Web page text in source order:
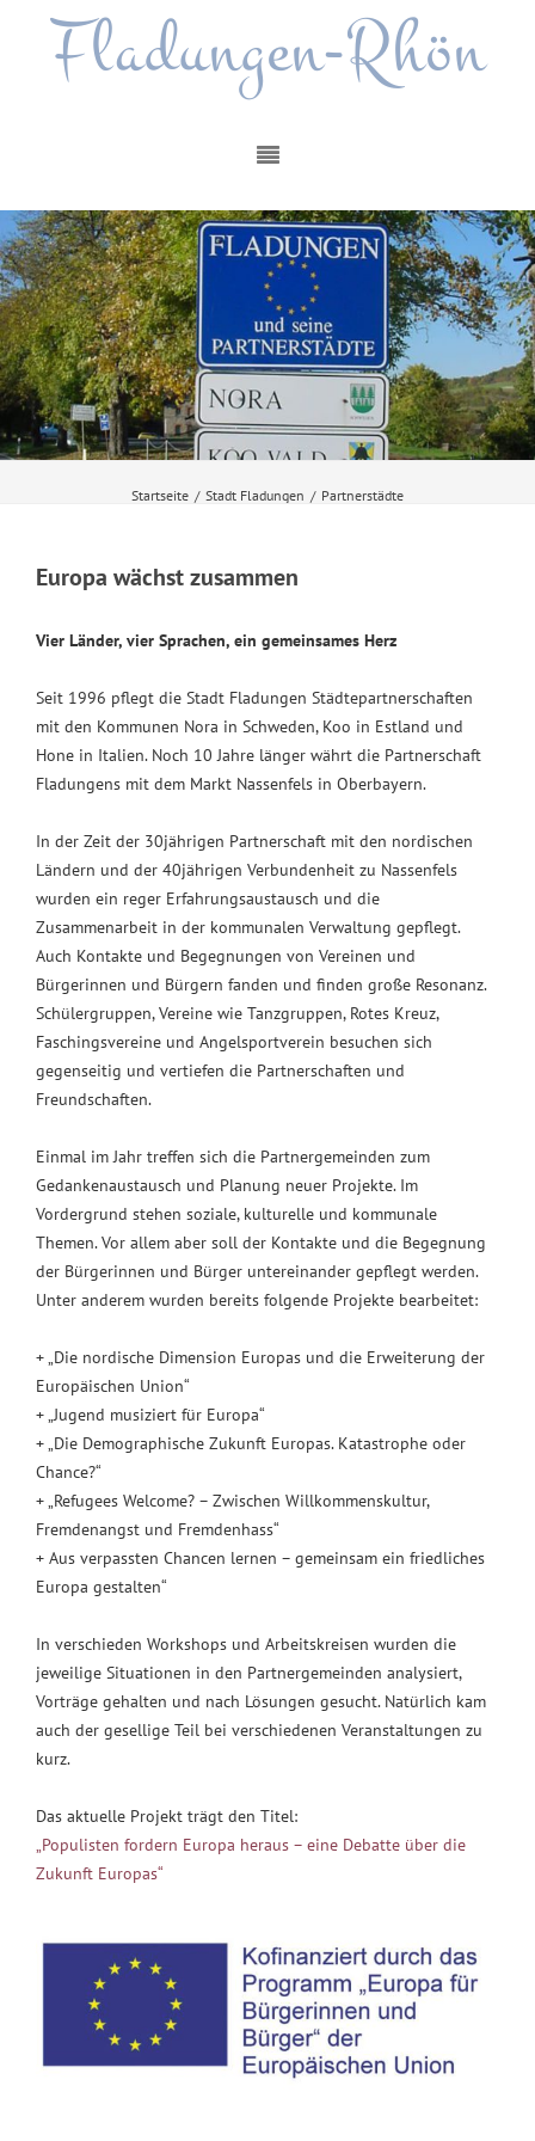
Fladungen-Rhön
Startseite / Stadt Fladungen / Partnerstädte
Europa wächst zusammen
Vier Länder, vier Sprachen, ein gemeinsames Herz
Seit 1996 pflegt die Stadt Fladungen Städtepartnerschaften
mit den Kommunen Nora in Schweden, Koo in Estland und
Hone in Italien. Noch 10 Jahre länger währt die Partnerschaft
Fladungens mit dem Markt Nassenfels in Oberbayern.
In der Zeit der 30jährigen Partnerschaft mit den nordischen
Ländern und der 40jährigen Verbundenheit zu Nassenfels
wurden ein reger Erfahrungsaustausch und die
Zusammenarbeit in der kommunalen Verwaltung gepflegt.
Auch Kontakte und Begegnungen von Vereinen und
Bürgerinnen und Bürgern fanden und finden große Resonanz.
Schülergruppen, Vereine wie Tanzgruppen, Rotes Kreuz,
Faschingsvereine und Angelsportverein besuchen sich
gegenseitig und vertiefen die Partnerschaften und
Freundschaften.
Einmal im Jahr treffen sich die Partnergemeinden zum
Gedankenaustausch und Planung neuer Projekte. Im
Vordergrund stehen soziale, kulturelle und kommunale
Themen. Vor allem aber soll der Kontakte und die Begegnung
der Bürgerinnen und Bürger untereinander gepflegt werden.
Unter anderem wurden bereits folgende Projekte bearbeitet:
+ „Die nordische Dimension Europas und die Erweiterung der
Europäischen Union“
+ „Jugend musiziert für Europa“
+ „Die Demographische Zukunft Europas. Katastrophe oder
Chance?“
+ „Refugees Welcome? – Zwischen Willkommenskultur,
Fremdenangst und Fremdenhass“
+ Aus verpassten Chancen lernen – gemeinsam ein friedliches
Europa gestalten“
In verschieden Workshops und Arbeitskreisen wurden die
jeweilige Situationen in den Partnergemeinden analysiert,
Vorträge gehalten und nach Lösungen gesucht. Natürlich kam
auch der gesellige Teil bei verschiedenen Veranstaltungen zu
kurz.
Das aktuelle Projekt trägt den Titel:
„Populisten fordern Europa heraus – eine Debatte über die
Zukunft Europas“